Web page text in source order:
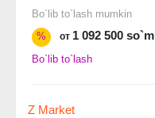
Bo`lib to`lash mumkin
%
от 1 092 500 so`m
Bo`lib to`lash
Z Market